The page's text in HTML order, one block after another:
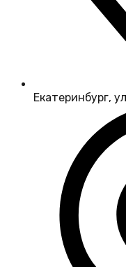
Екатеринбург,